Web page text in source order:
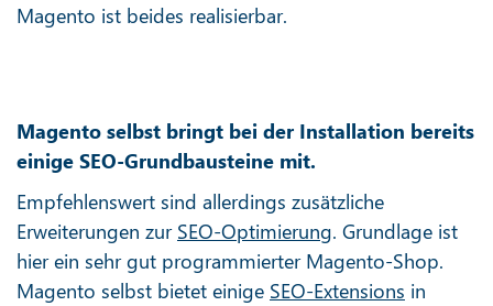
Magento ist beides realisierbar.
Magento selbst bringt bei der Installation bereits
einige SEO-Grundbausteine mit.
Empfehlenswert sind allerdings zusätzliche
Erweiterungen zur SEO-Optimierung. Grundlage ist
hier ein sehr gut programmierter Magento-Shop.
Magento selbst bietet einige SEO-Extensions in